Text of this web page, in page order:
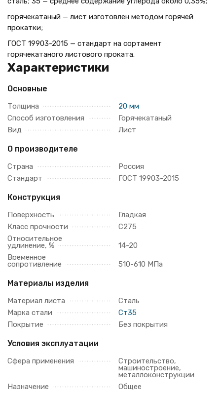
горячекатаный — лист изготовлен методом горячей
прокатки;
ГОСТ 19903-2015 — стандарт на сортамент
горячекатаного листового проката.
Характеристики
Основные
Толщина
20 мм
Способ изготовления
Горячекатаный
Вид
Лист
О производителе
Страна
Россия
Стандарт
ГОСТ 19903-2015
Конструкция
Поверхность
Гладкая
Класс прочности
С275
Относительное
удлинение, %
14-20
Временное
сопротивление 510-610 МПа
Материалы изделия
Материал листа
Сталь
Марка стали
Ст35
Покрытие
Без покрытия
Условия эксплуатации
Сфера применения Строительство,
машиностроение,
металлоконструкции
Назначение
Общее